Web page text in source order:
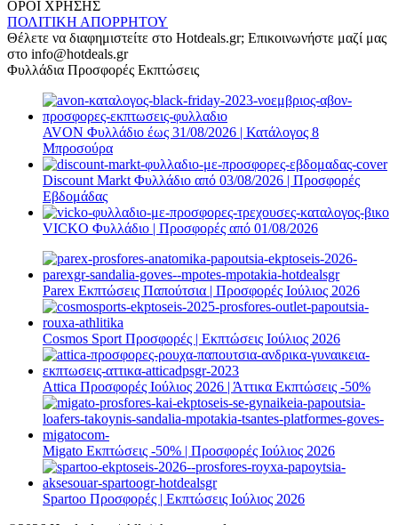
ΟΡΟΙ ΧΡΗΣΗΣ
ΠΟΛΙΤΙΚΗ ΑΠΟΡΡΗΤΟΥ
Θέλετε να διαφημιστείτε στο Hotdeals.gr; Επικοινωνήστε μαζί μας
στο info@hotdeals.gr
Φυλλάδια Προσφορές Εκπτώσεις
AVON Φυλλάδιο έως 31/08/2026 | Κατάλογος 8
Μπροσούρα
Discount Markt Φυλλάδιο από 03/08/2026 | Προσφορές
Εβδομάδας
VICKO Φυλλάδιο | Προσφορές από 01/08/2026
Parex Εκπτώσεις Παπούτσια | Προσφορές Ιούλιος 2026
Cosmos Sport Προσφορές | Εκπτώσεις Ιούλιος 2026
Attica Προσφορές Ιούλιος 2026 | Άττικα Εκπτώσεις -50%
Migato Εκπτώσεις -50% | Προσφορές Ιούλιος 2026
Spartoo Προσφορές | Εκπτώσεις Ιούλιος 2026